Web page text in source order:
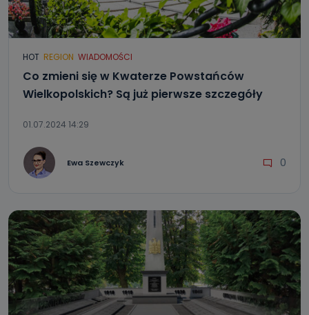
HOT REGION WIADOMOŚCI
Co zmieni się w Kwaterze Powstańców
Wielkopolskich? Są już pierwsze szczegóły
01.07.2024 14:29
Ewa Szewczyk 0